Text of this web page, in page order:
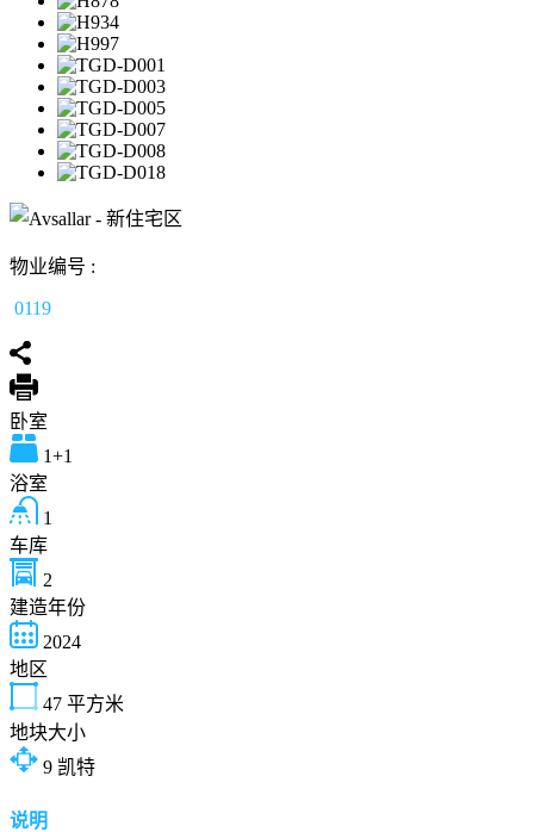
物业编号 :
0119
卧室
1+1
浴室
1
车库
2
建造年份
2024
地区
47 平方米
地块大小
9 凯特
说明